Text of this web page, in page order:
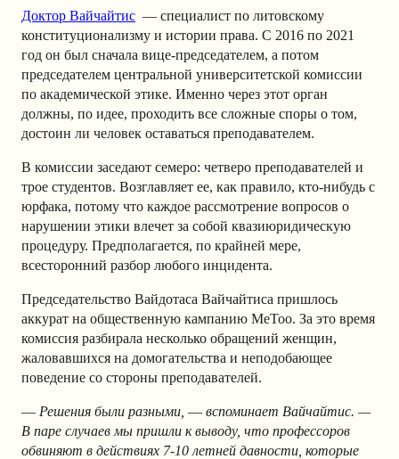
Доктор Вайчайтис — специалист по литовскому
конституционализму и истории права. С 2016 по 2021
год он был сначала вице-председателем, а потом
председателем центральной университетской комиссии
по академической этике. Именно через этот орган
должны, по идее, проходить все сложные споры о том,
достоин ли человек оставаться преподавателем.
В комиссии заседают семеро: четверо преподавателей и
трое студентов. Возглавляет ее, как правило, кто-нибудь с
юрфака, потому что каждое рассмотрение вопросов о
нарушении этики влечет за собой квазиюридическую
процедуру. Предполагается, по крайней мере,
всесторонний разбор любого инцидента.
Председательство Вайдотаса Вайчайтиса пришлось
аккурат на общественную кампанию MeToo. За это время
комиссия разбирала несколько обращений женщин,
жаловавшихся на домогательства и неподобающее
поведение со стороны преподавателей.
— Решения были разными, — вспоминает Вайчайтис. —
В паре случаев мы пришли к выводу, что профессоров
обвиняют в действиях 7-10 летней давности, которые